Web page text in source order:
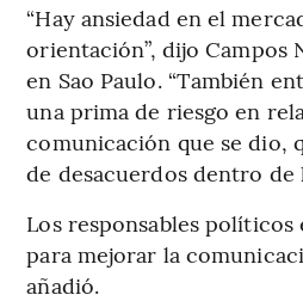
“Hay ansiedad en el
orientación”, dijo Campos
en Sao Paulo. “También
una prima de riesgo en
comunicación que se dio,
de desacuerdos dentro de
Los responsables políticos
para mejorar la
añadió.